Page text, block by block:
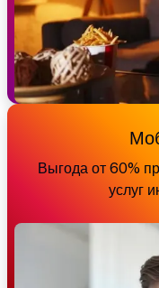
Выгода от 60%
услуг